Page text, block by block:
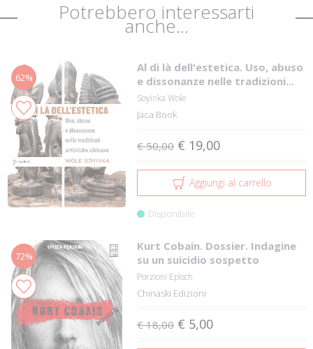
Potrebbero interessarti
anche...
62%
Al di là dell'estetica. Uso, abuso
e dissonanze nelle tradizioni...
Soyinka Wole
Jaca Book
€ 50,00 € 19,00
Aggiungi al carrello
Disponibile
72%
Kurt Cobain. Dossier. Indagine
su un suicidio sospetto
Porzioni Epìsch
Chinaski Edizioni
€ 18,00 € 5,00